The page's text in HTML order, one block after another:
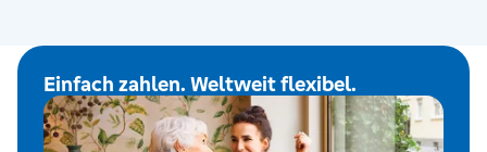
Einfach zahlen. Weltweit flexibel.